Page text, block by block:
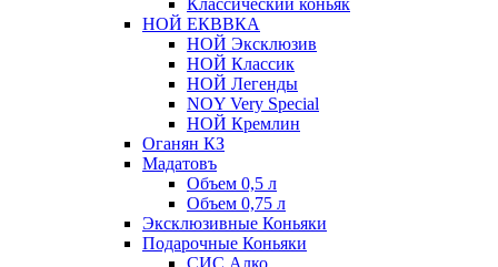
Классический коньяк
НОЙ ЕКВВКА
НОЙ Эксклюзив
НОЙ Классик
НОЙ Легенды
NOY Very Speсial
НОЙ Кремлин
Оганян КЗ
Мадатовъ
Объем 0,5 л
Объем 0,75 л
Эксклюзивные Коньяки
Подарочные Коньяки
СИС Алко